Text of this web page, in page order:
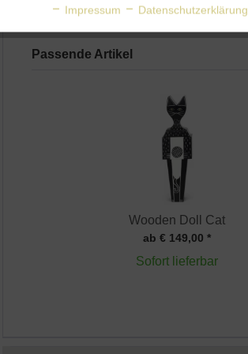
Passende Artikel
Wooden Doll Cat
ab € 149,00 *
Sofort lieferbar
Personalisierung
Service
Impressum Datenschutzerklärung